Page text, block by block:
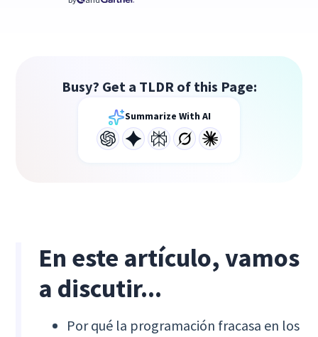
Busy? Get a TLDR of this Page:
Summarize With AI
En este artículo, vamos
a discutir...
Por qué la programación fracasa en los